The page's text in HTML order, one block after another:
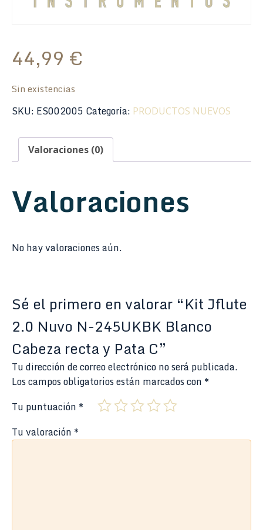
44,99 €
Sin existencias
SKU: ES002005 Categoría: PRODUCTOS NUEVOS
Valoraciones (0)
Valoraciones
No hay valoraciones aún.
Sé el primero en valorar “Kit Jflute
2.0 Nuvo N-245UKBK Blanco
Cabeza recta y Pata C”
Tu dirección de correo electrónico no será publicada.
Los campos obligatorios están marcados con *
Tu puntuación *
Tu valoración *